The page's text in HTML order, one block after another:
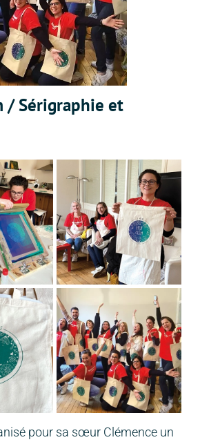
/ Sérigraphie et
pour sa sœur Clémence un